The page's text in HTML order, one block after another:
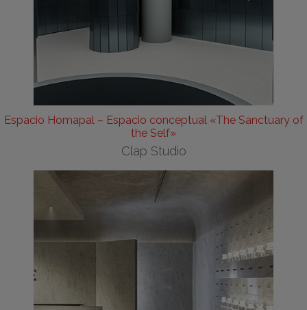
Espacio Homapal – Espacio conceptual «The Sanctuary of
the Self»
Clap Studio